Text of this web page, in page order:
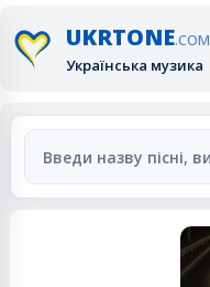
UKRTONE.COM
Українська музика